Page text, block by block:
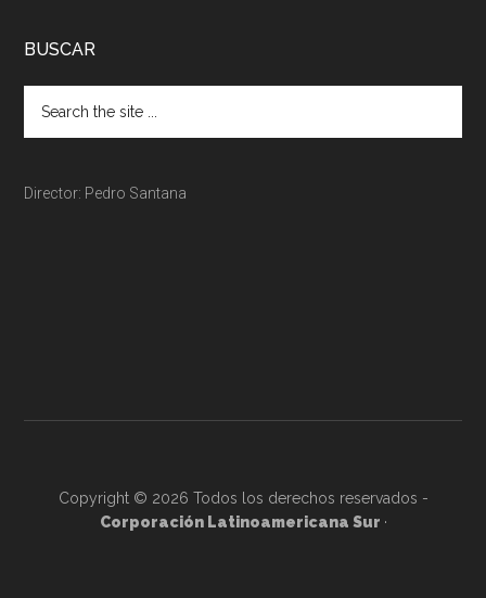
BUSCAR
Director: Pedro Santana
Copyright © 2026 Todos los derechos reservados -
Corporación Latinoamericana Sur ·